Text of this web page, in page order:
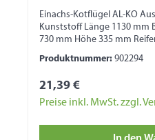
Einachs-Kotflügel AL-KO
Kunststoff Länge 1130 mm
730 mm Höhe 335 mm
Seite mit Wulst 1 Seite für
Produktnummer: 902294
21,39 €
Preise inkl. MwSt. zzgl.